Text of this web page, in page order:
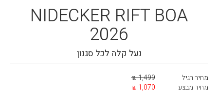
ציוד סנובורד
טיפולים ושירות
NIDECKER RIFT BOA
2026
נעל קלה לכל סגנון
מחיר רגיל
1,499 ₪
מחיר מבצע
1,070 ₪